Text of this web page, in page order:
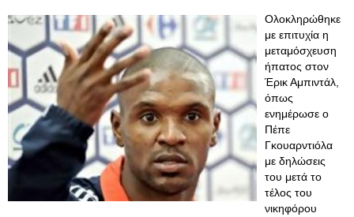
Ολοκληρώθηκε
με επιτυχία η
μεταμόσχευση
ήπατος στον
Έρικ Αμπιντάλ,
όπως
ενημέρωσε ο
Πέπε
Γκουαρντιόλα
με δηλώσεις
του μετά το
τέλος του
νικηφόρου